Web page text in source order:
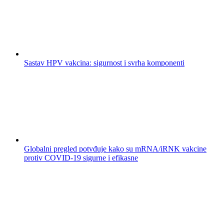
Sastav HPV vakcina: sigurnost i svrha komponenti
Globalni pregled potvđuje kako su mRNA/iRNK vakcine
protiv COVID-19 sigurne i efikasne